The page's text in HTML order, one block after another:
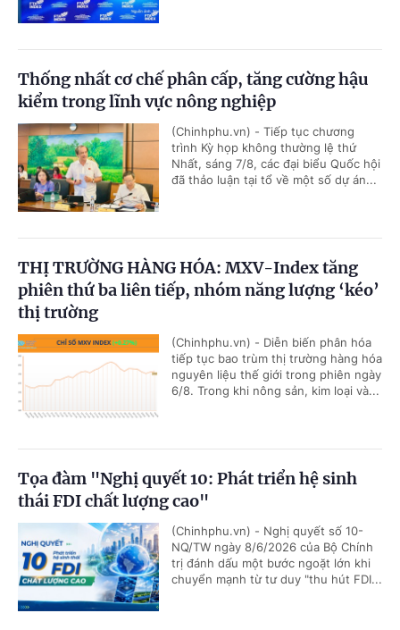
Thống nhất cơ chế phân cấp, tăng cường hậu
kiểm trong lĩnh vực nông nghiệp
(Chinhphu.vn) - Tiếp tục chương
trình Kỳ họp không thường lệ thứ
Nhất, sáng 7/8, các đại biểu Quốc hội
đã thảo luận tại tổ về một số dự án...
THỊ TRƯỜNG HÀNG HÓA: MXV-Index tăng
phiên thứ ba liên tiếp, nhóm năng lượng ‘kéo’
thị trường
(Chinhphu.vn) - Diễn biến phân hóa
tiếp tục bao trùm thị trường hàng hóa
nguyên liệu thế giới trong phiên ngày
6/8. Trong khi nông sản, kim loại và...
Tọa đàm "Nghị quyết 10: Phát triển hệ sinh
thái FDI chất lượng cao"
(Chinhphu.vn) - Nghị quyết số 10-
NQ/TW ngày 8/6/2026 của Bộ Chính
trị đánh dấu một bước ngoặt lớn khi
chuyển mạnh từ tư duy "thu hút FDI...